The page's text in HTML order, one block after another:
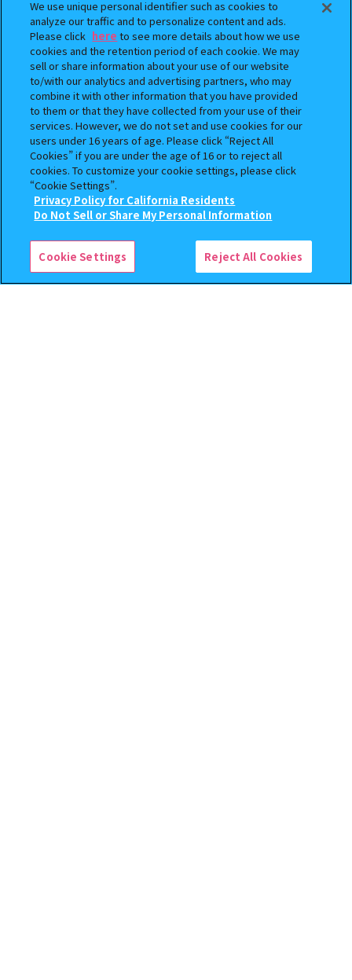
検索中の商品
デスソース ミニチュアチャーム
愛知県豊川市開運通2-31 イオン豊川店3F
234.8km
取扱商品
ガシャポンのデパートおもちゃのバンビ本郷
店
富山県富山市本郷新16-8
247km
取扱商品
ガシャポンバンダイオフィシャルショップ未
来屋書店守山店
愛知県名古屋市守山区笹ヶ根3丁目1228番地 イオン守山店 2
252.4km
#C-pla名古屋矢場町店
愛知県名古屋市中区大須4丁目1番79号大島ビル 1階・2階
取扱商品
We use unique personal identifier such as cookies to
analyze our traffic and to personalize content and ads.
Please click here to see more details about how we use
cookies and the retention period of each cookie. We may
sell or share information about your use of our website
to/with our analytics and advertising partners, who may
combine it with other information that you have provided
to them or that they have collected from your use of their
services. However, we do not set and use cookies for our
users under 16 years of age. Please click “Reject All
Cookies” if you are under the age of 16 or to reject all
cookies. To customize your cookie settings, please click
“Cookie Settings”.
Privacy Policy for California Residents
Do Not Sell or Share My Personal Information
Cookie Settings Reject All Cookies